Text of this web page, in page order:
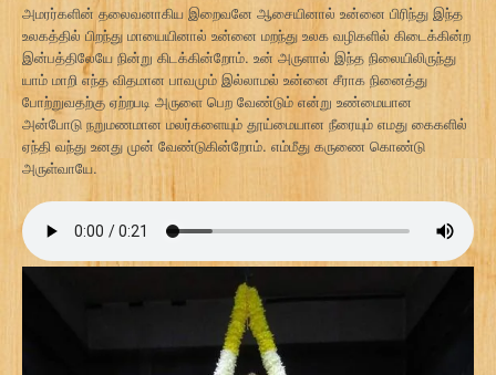
அமரர்களின் தலைவனாகிய இறைவனே ஆசையினால் உன்னை பிரிந்து இந்த
உலகத்தில் பிறந்து மாயையினால் உன்னை மறந்து உலக வழிகளில் கிடைக்கின்ற
இன்பத்திலேயே நின்று கிடக்கின்றோம். உன் அருளால் இந்த நிலையிலிருந்து
யாம் மாறி எந்த விதமான பாவமும் இல்லாமல் உன்னை சீராக நினைத்து
போற்றுவதற்கு ஏற்றபடி அருளை பெற வேண்டும் என்று உண்மையான
அன்போடு நறுமணமான மலர்களையும் தூய்மையான நீரையும் எமது கைகளில்
ஏந்தி வந்து உனது முன் வேண்டுகின்றோம். எம்மீது கருணை கொண்டு
அருள்வாயே.